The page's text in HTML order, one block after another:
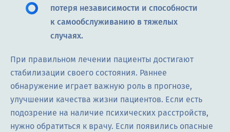
потеря независимости и способности
к самообслуживанию в тяжелых
случаях.
При правильном лечении пациенты достигают
стабилизации своего состояния. Раннее
обнаружение играет важную роль в прогнозе,
улучшении качества жизни пациентов. Если есть
подозрение на наличие психических расстройств,
нужно обратиться к врачу. Если появились опасные